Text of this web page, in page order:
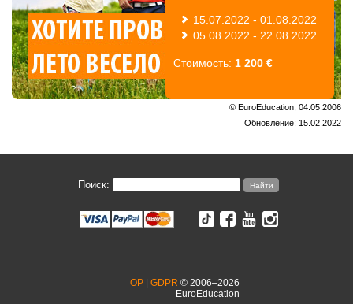
15.07.2022 - 01.08.2022
05.08.2022 - 22.08.2022
Стоимость: 1 200 €
© EuroEducation, 04.05.2006
Обновление: 15.02.2022
Поиск:
OP GDPR © 2006–2026
EuroEducation